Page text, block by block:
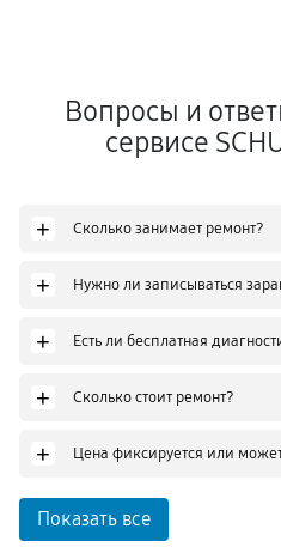
Вопросы и
сервисе
+ Сколько занимает ремонт?
+ Нужно ли записываться
+ Есть ли бесплатная
+ Сколько стоит ремонт?
+ Цена фиксируется или
Показать все